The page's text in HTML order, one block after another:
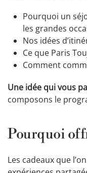
Pourquoi un
les grandes
Nos idées
Ce que Paris
Comment
Une idée qui vous
composons le
Pourquoi
Les cadeaux que